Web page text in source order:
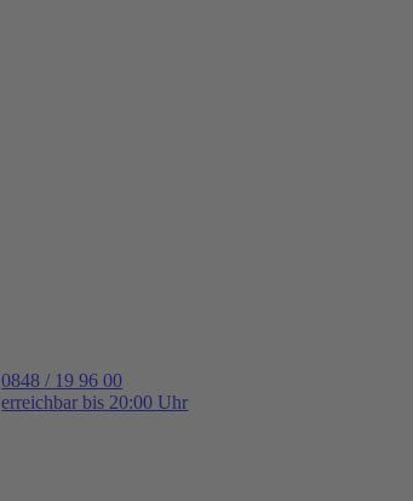
0848 / 19 96 00
erreichbar bis 20:00 Uhr